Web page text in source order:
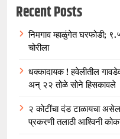
Recent Posts
निमगाव म्हाळुंगेत घरफोडी;
चोरीला
धक्कादायक ! हवेलीतील
अन् २२ तोळे सोने हिसकावले
२ कोटींचा दंड टाळायचा
प्रकरणी तलाठी आश्विनी